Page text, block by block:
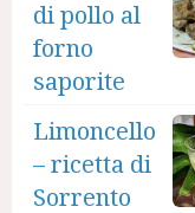
di pollo al
forno
saporite
Limoncello
– ricetta di
Sorrento